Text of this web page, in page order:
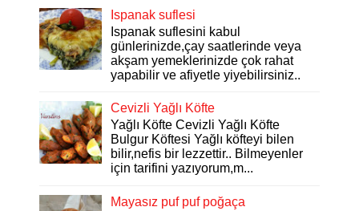
Ispanak suflesi
Ispanak suflesini kabul
günlerinizde,çay saatlerinde veya
akşam yemeklerinizde çok rahat
yapabilir ve afiyetle yiyebilirsiniz..
Cevizli Yağlı Köfte
Yağlı Köfte Cevizli Yağlı Köfte
Bulgur Köftesi Yağlı köfteyi bilen
bilir,nefis bir lezzettir.. Bilmeyenler
için tarifini yazıyorum,m...
Mayasız puf puf poğaça